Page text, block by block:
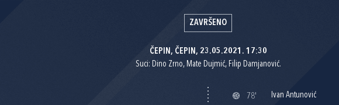
ZAVRŠENO
ČEPIN, ČEPIN, 23.05.2021. 17:30
Suci: Dino Zrno, Mate Dujmić, Filip Damjanović.
78' Ivan Antunović